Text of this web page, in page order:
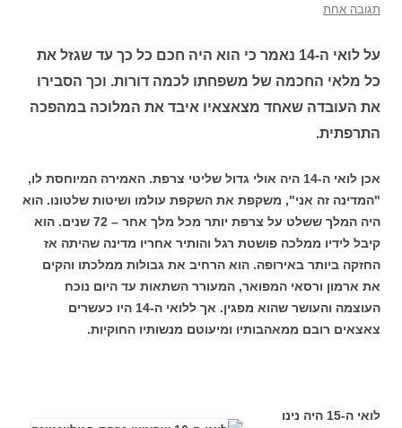
תגובה אחת
על לואי ה-14 נאמר כי הוא היה חכם כל כך עד שגזל את
כל מלאי החכמה של משפחתו לכמה דורות. וכך הסבירו
את העובדה שאחד מצאצאיו איבד את המלוכה במהפכה
התרפתית.
אכן לואי ה-14 היה אולי גדול שליטי צרפת. האמירה המיוחסת לו,
"המדינה זה אני", משקפת את השקפת עולמו ושיטות שלטונו. הוא
היה המלך ששלט על צרפת יותר מכל מלך אחר – 72 שנים. הוא
קיבל לידיו ממלכה פושטת רגל והותיר אחריו מדינה שהיתה אז
החזקה ביותר באירופה. הוא הרחיב את גבולות ממלכתו והקים
את ארמון ורסאי המפואר, המעורר השתאות עד היום נוכח
העוצמה והעושר שהוא מפגין. אך ללואי ה-14 היו כעשרים
צאצאים רובם ממאהבותיו ומיעוטם מנשותיו החוקיות.
לואי ה-15 היה נינו